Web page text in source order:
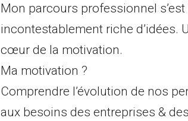
Mon parcours professionnel
incontestablement riche d’idées.
cœur de la motivation.
Ma motivation ?
Comprendre l’évolution de nos
aux besoins des entreprises &